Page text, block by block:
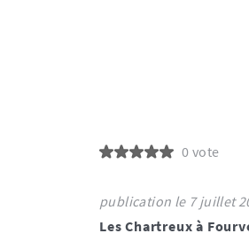
0 vote
Les Chartreux à